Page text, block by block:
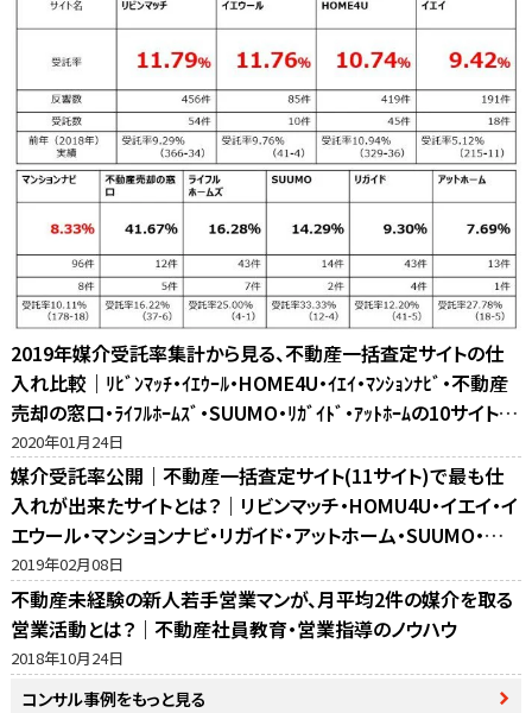
2019年媒介受託率集計から見る、不動産一括査定サイトの仕
入れ比較｜ﾘﾋﾞﾝﾏｯﾁ・ｲｴｳｰﾙ・HOME4U・ｲｴｲ・ﾏﾝｼｮﾝﾅﾋﾞ・不動産
売却の窓口・ﾗｲﾌﾙﾎｰﾑｽﾞ・SUUMO・ﾘｶﾞｲﾄﾞ・ｱｯﾄﾎｰﾑの10サイト比
較
2020年01月24日
媒介受託率公開｜不動産一括査定サイト(11サイト)で最も仕
入れが出来たサイトとは？｜リビンマッチ・HOMU4U・イエイ・イ
エウール・マンションナビ・リガイド・アットホーム・SUUMO・不
動産売却の窓口・ホームズ・マイナビの反響比較
2019年02月08日
不動産未経験の新人若手営業マンが、月平均2件の媒介を取る
営業活動とは？｜不動産社員教育・営業指導のノウハウ
2018年10月24日
コンサル事例をもっと見る